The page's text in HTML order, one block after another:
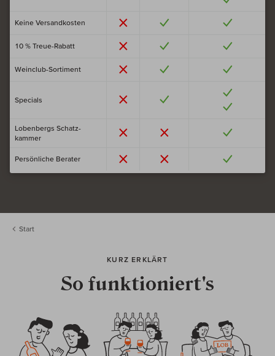
Keine Versand­kosten
10 % Treue-Rabatt
Weinclub-Sortiment
Specials
Loben­bergs Schatz­
kammer
Persönliche Berater
Start
KURZ ERKLÄRT
So funktioniert's